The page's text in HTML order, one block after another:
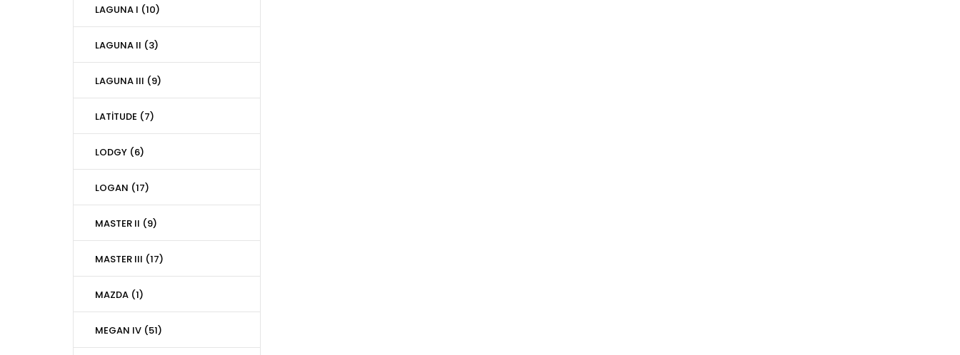
LAGUNA I (10)
LAGUNA II (3)
LAGUNA III (9)
LATİTUDE (7)
LODGY (6)
LOGAN (17)
MASTER II (9)
MASTER III (17)
MAZDA (1)
MEGAN IV (51)